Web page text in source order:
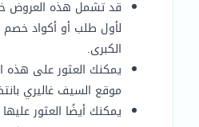
قد تشمل هذه العروض
لأول طلب أو أكواد خصم
الكبرى.
يمكنك العثور على هذه
موقع السيف غاليري
يمكنك أيضًا العثور